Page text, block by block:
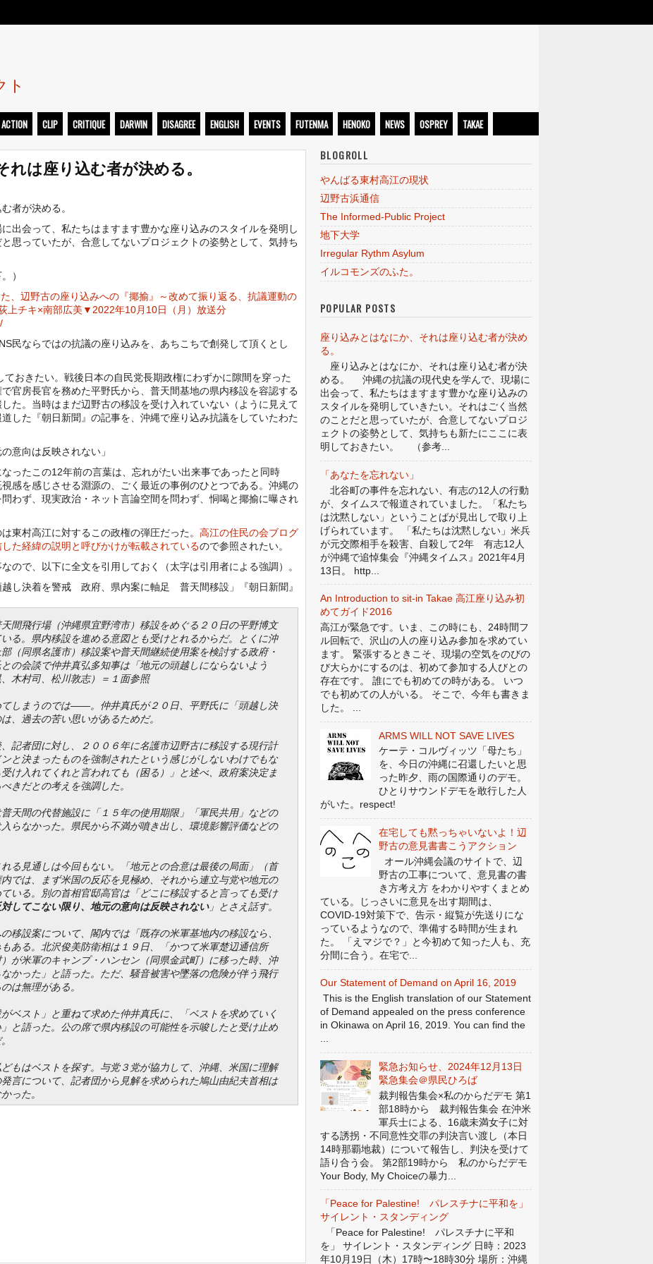
CLIP CRITIQUE DARWIN DISAGREE ENGLISH EVENTS FUTENMA HENOKO NEWS OSPREY TAKAE
は座り込む者が決める。
者が決める。
出会って、私たちはますます豊かな座り込みのスタイルを発明し
思っていたが、合意してないプロジェクトの姿勢として、気持ち
）
、辺野古の座り込みへの『揶揄』～改めて振り返る、抗議運動の
上チキ×南部広美▼2022年10月10日（月）放送分
民ならではの抗議の座り込みを、あちこちで創発して頂くとし
おきたい。戦後日本の自民党長期政権にわずかに隙間を穿った
官房長官を務めた平野氏から、普天間基地の県内移設を容認する
た。当時はまだ辺野古の移設を受け入れていない（ように見えて
した『朝日新聞』の記事を、沖縄で座り込み抗議をしていたわた
意向は反映されない」
なったこの12年前の言葉は、忘れがたい出来事であったと同時
感を感じさせる淵源の、ごく最近の事例のひとつである。沖縄の
わず、現実政治・ネット言論空間を問わず、恫喝と揶揄に曝され
東村高江に対するこの政権の弾圧だった。 高江の住民の会ブログ
た経緯の説明と呼びかけが転載されているので参照されたい。
ので、以下に全文を引用しておく（太字は引用者による強調）。
し決着を警戒 政府、県内案に軸足 普天間移設」『朝日新聞』
天間飛行場（沖縄県宜野湾市）移設をめぐる２０日の平野博文
る。県内移設を進める意図とも受けとれるからだ。とくに沖
（同県名護市）移設案や普天間継続使用案を検討する政府・
の会談で仲井真弘多知事は「地元の頭越しにならないよう
木村司、松川敦志）＝１面参照
しまうのでは――。仲井真氏が２０日、平野氏に「頭越し決
、過去の苦い思いがあるためだ。
記者団に対し、２００６年に名護市辺野古に移設する現行計
と決まったものを強制されたという感じがしないわけでもな
け入れてくれと言われても（困る）」と述べ、政府案決定ま
きだとの考えを強調した。
天間の代替施設に「１５年の使用期限」「軍民共用」などの
らなかった。県民から不満が噴き出し、環境影響評価などの
る見通しは今回もない。「地元との合意は最後の局面」（首
では、まず米国の反応を見極め、それから連立与党や地元の
いる。別の首相官邸高官は「どこに移設すると言っても受け
してこない限り、地元の意向は反映されない」とさえ話す。
移設案について、閣内では「既存の米軍基地内の移設なら、
ある。北沢俊美防衛相は１９日、「かつて米軍楚辺通信所
）が米軍のキャンプ・ハンセン（同県金武町）に移った時、沖
かった」と語った。ただ、騒音被害や墜落の危険が伴う飛行
は無理がある。
ベスト」と重ねて求めた仲井真氏に、「ベストを求めていく
と語った。公の席で県内移設の可能性を示唆したと受け止め
もはベストを探す。与党３党が協力して、沖縄、米国に理解
言について、記者団から見解を求められた鳩山由紀夫首相は
った。
BLOGROLL
やんばる東村高江の現状
辺野古浜通信
The Informed-Public Project
地下大学
Irregular Rythm Asylum
イルコモンズのふた。
POPULAR POSTS
座り込みとはなにか、それは座り込む者が決め
る。
座り込みとはなにか、それは座り込む者が決
める。 沖縄の抗議の現代史を学んで、現場に
出会って、私たちはますます豊かな座り込みの
スタイルを発明していきたい。それはごく当然
のことだと思っていたが、合意してないプロジ
ェクトの姿勢として、気持ちも新たにここに表
明しておきたい。 （参考...
「あなたを忘れない」
北谷町の事件を忘れない、有志の12人の行動
が、タイムスで報道されていました。「私たち
は沈黙しない」ということばが見出しで取り上
げられています。 「私たちは沈黙しない」米兵
が元交際相手を殺害、自殺して2年 有志12人
が沖縄で追悼集会『沖縄タイムス』2021年4月
13日。 http...
An Introduction to sit-in Takae 高江座り込み初
めてガイド2016
高江が緊急です。いま、この時にも、24時間フ
ル回転で、沢山の人の座り込み参加を求めてい
ます。 緊張するときこそ、現場の空気をのびの
び大らかにするのは、初めて参加する人びとの
存在です。 誰にでも初めての時がある。 いつ
でも初めての人がいる。 そこで、今年も書きま
した。 ...
ARMS WILL NOT SAVE LIVES
ケーテ・コルヴィッツ「母たち」
を、今日の沖縄に召還したいと思
った昨夕、雨の国際通りのデモ。
ひとりサウンドデモを敢行した人
がいた。respect!
在宅しても黙っちゃいないよ！辺
野古の意見書書こうアクション
オール沖縄会議のサイトで、辺
野古の工事について、意見書の書
き方考え方 をわかりやすくまとめ
ている。じっさいに意見を出す期間は、
COVID-19対策下で、告示・縦覧が先送りにな
っているようなので、準備する時間が生まれ
た。 「えマジで？」と今初めて知った人も、充
分間に合う。在宅で...
Our Statement of Demand on April 16, 2019
This is the English translation of our Statement
of Demand appealed on the press conference
in Okinawa on April 16, 2019. You can find the
緊急お知らせ、2024年12月13日
緊急集会＠県民ひろば
裁判報告集会×私のからだデモ 第1
部18時から 裁判報告集会 在沖米
軍兵士による、16歳未満女子に対
する誘拐・不同意性交罪の判決言い渡し（本日
14時那覇地裁）について報告し、判決を受けて
語り合う会。 第2部19時から 私のからだデモ
Your Body, My Choiceの暴力...
「Peace for Palestine! パレスチナに平和を」
サイレント・スタンディング
「Peace for Palestine! パレスチナに平和
を」 サイレント・スタンディング 日時：2023
年10月19日（木）17時〜18時30分 場所：沖縄